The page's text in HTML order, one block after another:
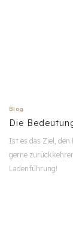
Blog
Die
Ist es das Ziel, den
gerne
Ladenführung!